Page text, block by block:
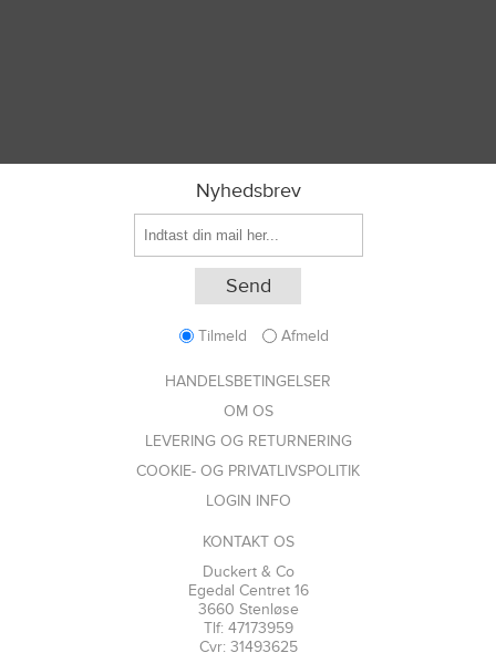
Nyhedsbrev
Tilmeld Afmeld
HANDELSBETINGELSER
OM OS
LEVERING OG RETURNERING
COOKIE- OG PRIVATLIVSPOLITIK
LOGIN INFO
KONTAKT OS
Duckert & Co
Egedal Centret 16
3660 Stenløse
Tlf: 47173959
Cvr: 31493625